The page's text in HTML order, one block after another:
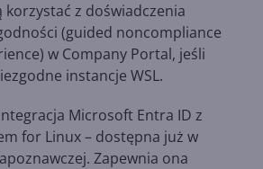
z doświadczenia
(guided noncompliance
w Company Portal, jeśli
instancje WSL.
Microsoft Entra ID z
for Linux – dostępna już w
Zapewnia ona